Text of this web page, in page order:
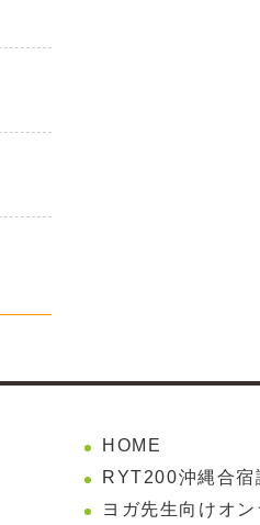
HOME
RYT200沖縄合宿
ヨガ先生向けオ